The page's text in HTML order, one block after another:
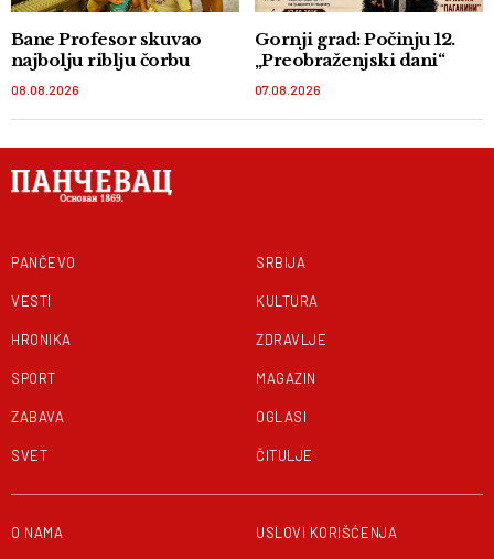
Bane Profesor skuvao
najbolju riblju čorbu
08.08.2026
Gornji grad: Počinju 12.
„Preobraženjski dani“
07.08.2026
PANČEVO
VESTI
HRONIKA
SPORT
ZABAVA
SVET
SRBIJA
KULTURA
ZDRAVLJE
MAGAZIN
OGLASI
ČITULJE
O NAMA USLOVI KORIŠĆENJA